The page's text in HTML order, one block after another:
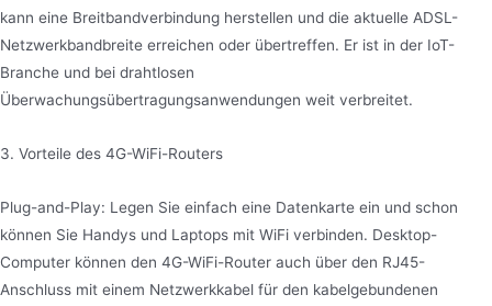
kann eine Breitbandverbindung herstellen und die aktuelle ADSL-
Netzwerkbandbreite erreichen oder übertreffen. Er ist in der IoT-
Branche und bei drahtlosen
Überwachungsübertragungsanwendungen weit verbreitet.
3. Vorteile des 4G-WiFi-Routers
Plug-and-Play: Legen Sie einfach eine Datenkarte ein und schon
können Sie Handys und Laptops mit WiFi verbinden. Desktop-
Computer können den 4G-WiFi-Router auch über den RJ45-
Anschluss mit einem Netzwerkkabel für den kabelgebundenen